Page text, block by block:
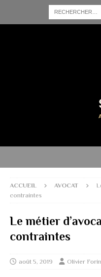
ACCUEIL AVOCAT
contraintes
Le métier
contraintes
août 5, 2019 Olivier Forin